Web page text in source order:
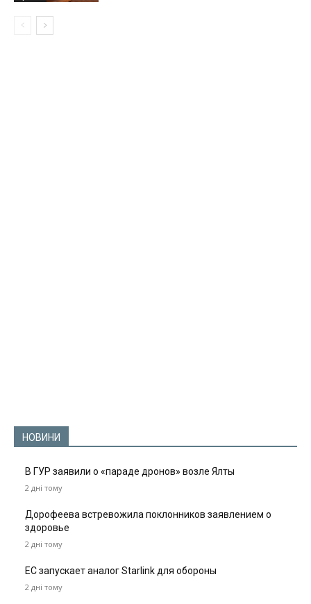
НОВИНИ
В ГУР заявили о «параде дронов» возле Ялты
2 дні тому
Дорофеева встревожила поклонников заявлением о
здоровье
2 дні тому
ЕС запускает аналог Starlink для обороны
2 дні тому